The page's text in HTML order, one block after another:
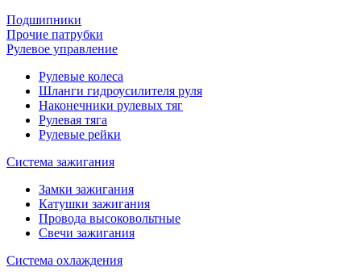
Подшипники
Прочие патрубки
Рулевое управление
Рулевые колеса
Шланги гидроусилителя руля
Наконечники рулевых тяг
Рулевая тяга
Рулевые рейки
Система зажигания
Замки зажигания
Катушки зажигания
Провода высоковольтные
Свечи зажигания
Система охлаждения